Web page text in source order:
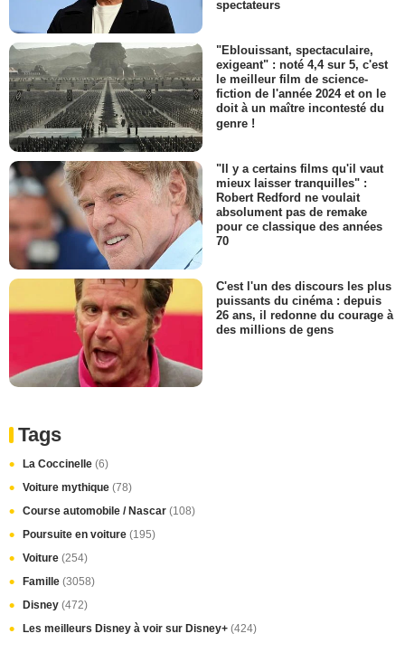
spectateurs
"Eblouissant, spectaculaire,
exigeant" : noté 4,4 sur 5, c'est
le meilleur film de science-
fiction de l'année 2024 et on le
doit à un maître incontesté du
genre !
"Il y a certains films qu'il vaut
mieux laisser tranquilles" :
Robert Redford ne voulait
absolument pas de remake
pour ce classique des années
70
C'est l'un des discours les plus
puissants du cinéma : depuis
26 ans, il redonne du courage à
des millions de gens
Tags
La Coccinelle (6)
Voiture mythique (78)
Course automobile / Nascar (108)
Poursuite en voiture (195)
Voiture (254)
Famille (3058)
Disney (472)
Les meilleurs Disney à voir sur Disney+ (424)